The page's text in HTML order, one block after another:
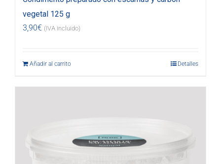
vegetal 125 g
3,90€ (IVA incluido)
Añadir al carrito Detalles